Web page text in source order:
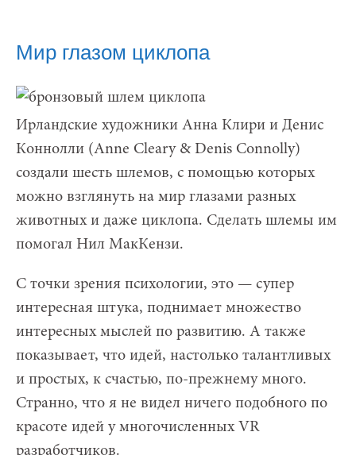
Мир глазом циклопа
Ирландские художники Анна Клири и Денис
Коннолли (Anne Cleary & Denis Connolly)
создали шесть шлемов, с помощью которых
можно взглянуть на мир глазами разных
животных и даже циклопа. Сделать шлемы им
помогал Нил МакКензи.
С точки зрения психологии, это — супер
интересная штука, поднимает множество
интересных мыслей по развитию. А также
показывает, что идей, настолько талантливых
и простых, к счастью, по-прежнему много.
Странно, что я не видел ничего подобного по
красоте идей у многочисленных VR
разработчиков.